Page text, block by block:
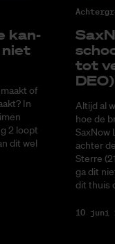
kan­
niet
of
In
2 loopt
dit wel
tot
DEO)
Altijd al
hoe de
SaxNow
achter
Sterre
ga dit
dit thuis
10 juni